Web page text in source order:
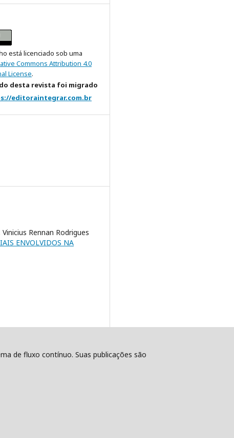
está licenciado sob uma
Commons Attribution 4.0
License.
desta revista foi migrado
editoraintegrar.com.br
Rennan Rodrigues
ENVOLVIDOS NA
de fluxo contínuo. Suas publicações são